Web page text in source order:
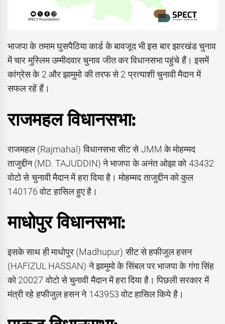
भाजपा के तमाम घुसपैठिया कार्ड के बावजूद भी इस बार झारखंड चुनाव
में चार मुस्लिम उम्मीदवार चुनाव जीत कर विधानसभा पहुंचे हैं। इसमें
कांग्रेस के 2 और झामुमो की तरफ से 2 प्रत्याशी चुनावी मैदान में
सफल रहें हैं।
राजमहल विधानसभा:
राजमहल (Rajmahal) विधानसभा सीट से JMM के मोहम्मद
ताजुद्दीन (MD. TAJUDDIN) ने भाजपा के अनंत ओझा को 43432
वोटो से चुनावी मैदान में हरा दिया है। मोहम्मद ताजुद्दीन को कुल
140176 वोट हासिल हुए है।
माधोपुर विधानसभा:
इसके साथ ही माधोपुर (Madhupur) सीट से हफीजुल हसन
(HAFIZUL HASSAN) ने झामुमो के सिंबल पर भाजपा के गंगा सिंह
को 20027 वोटो से चुनावी मैदान में हरा दिया है। पिछली सरकार में
मंत्री रहे हफीजुल हसन ने 143953 वोट हासिल किये है।